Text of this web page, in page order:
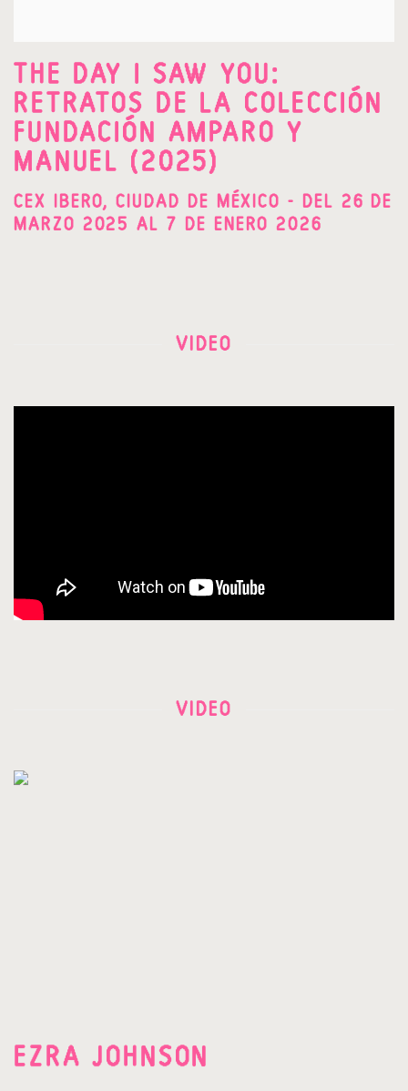
THE DAY I SAW YOU:
RETRATOS DE LA COLECCIÓN
FUNDACIÓN AMPARO Y
MANUEL (2025)
CEX IBERO, CIUDAD DE MÉXICO - DEL 26 DE
MARZO 2025 AL 7 DE ENERO 2026
VIDEO
VIDEO
EZRA JOHNSON